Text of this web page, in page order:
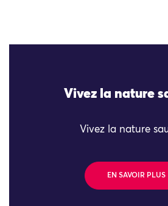
Vivez la nature
Vivez la nature
EN SAVOIR PLUS